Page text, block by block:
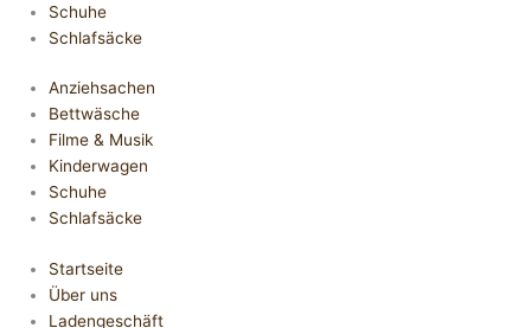
Schuhe
Schlafsäcke
Anziehsachen
Bettwäsche
Filme & Musik
Kinderwagen
Schuhe
Schlafsäcke
Startseite
Über uns
Ladengeschäft